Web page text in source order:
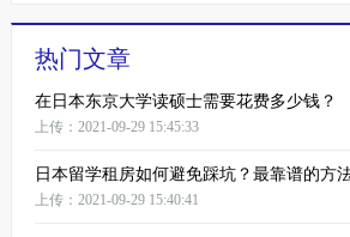
热门文章
在日本东京大学读硕士需要花费多少钱？
上传：2021-09-29 15:45:33
日本留学租房如何避免踩坑？最靠谱的方
上传：2021-09-29 15:40:41